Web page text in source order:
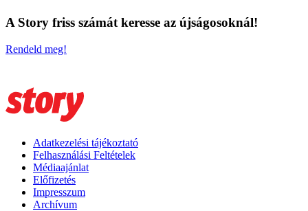
A Story friss számát keresse az újságosoknál!
Rendeld meg!
Adatkezelési tájékoztató
Felhasználási Feltételek
Médiaajánlat
Előfizetés
Impresszum
Archívum